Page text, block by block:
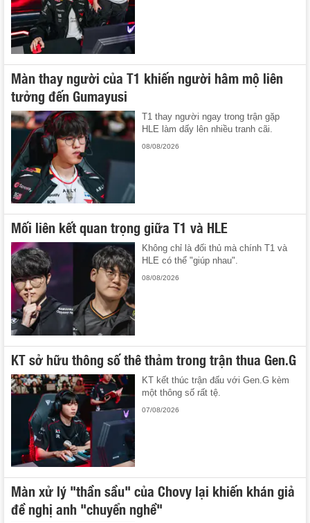
Màn thay người của T1 khiến người hâm mộ liên
tưởng đến Gumayusi
T1 thay người ngay trong trận gặp
HLE làm dấy lên nhiều tranh cãi.
08/08/2026
Mối liên kết quan trọng giữa T1 và HLE
Không chỉ là đối thủ mà chính T1 và
HLE có thể "giúp nhau".
08/08/2026
KT sở hữu thông số thê thảm trong trận thua Gen.G
KT kết thúc trận đấu với Gen.G kèm
một thông số rất tệ.
07/08/2026
Màn xử lý "thần sầu" của Chovy lại khiến khán giả
đề nghị anh "chuyển nghề"